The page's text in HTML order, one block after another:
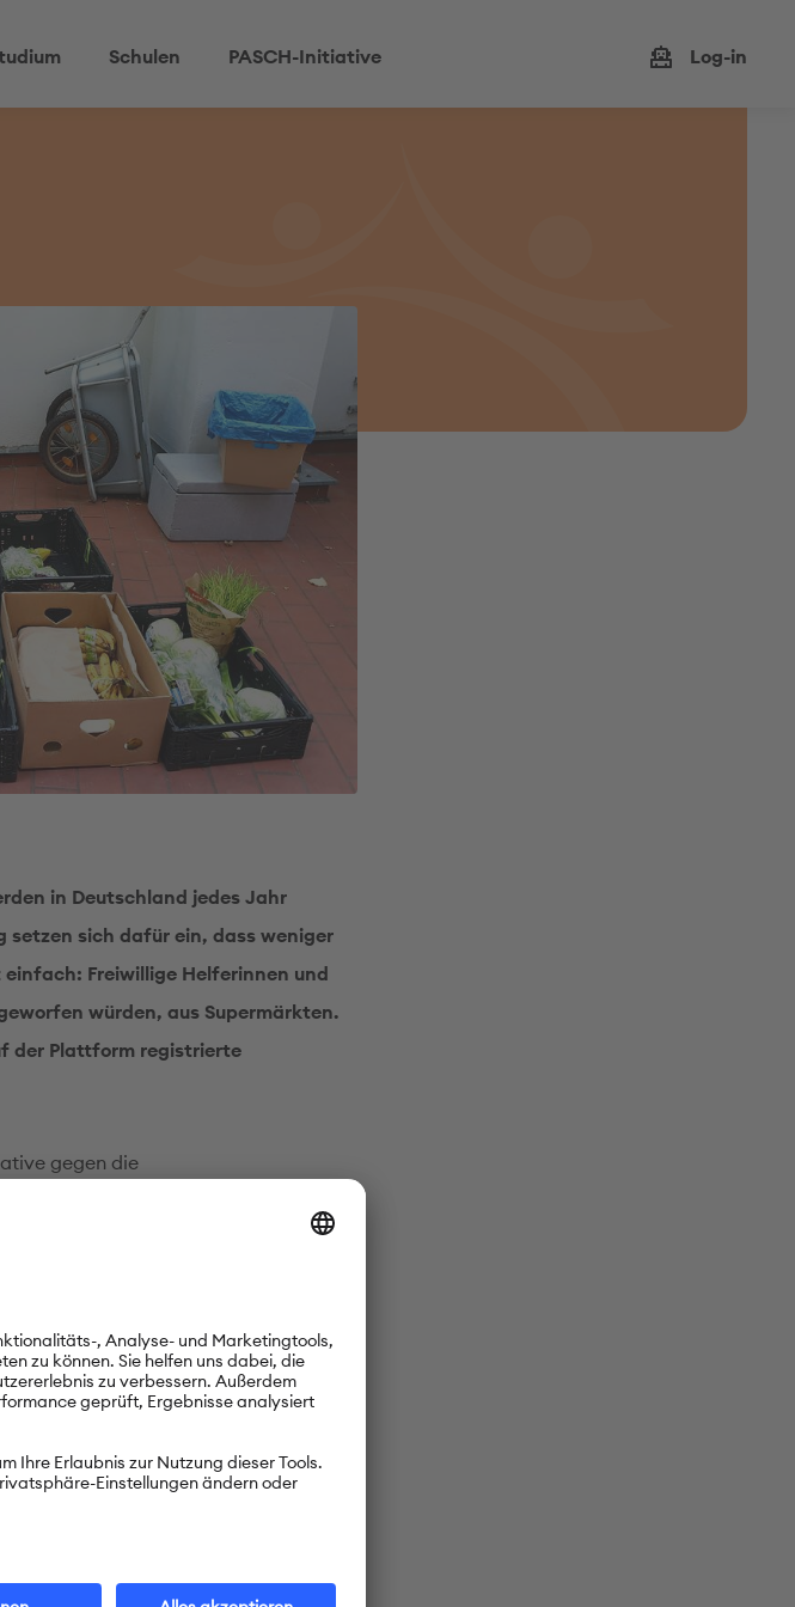
Schulen PASCH-Initiative Log-in
in Deutschland jedes Jahr
sich dafür ein, dass weniger
einfach: Freiwillige Helferinnen und
würden, aus Supermärkten.
der Plattform registrierte
gegen die
Nutzerinnen und Nutzer in
über 3.000 Betriebe, täglich
PASCH-net-Redaktion